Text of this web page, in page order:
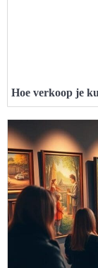
Hoe verkoop je